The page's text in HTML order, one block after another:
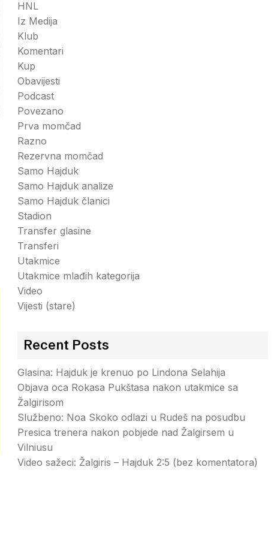
HNL
Iz Medija
Klub
Komentari
Kup
Obavijesti
Podcast
Povezano
Prva momčad
Razno
Rezervna momčad
Samo Hajduk
Samo Hajduk analize
Samo Hajduk članici
Stadion
Transfer glasine
Transferi
Utakmice
Utakmice mlađih kategorija
Video
Vijesti (stare)
Recent Posts
Glasina: Hajduk je krenuo po Lindona Selahija
Objava oca Rokasa Pukštasa nakon utakmice sa
Žalgirisom
Službeno: Noa Skoko odlazi u Rudeš na posudbu
Presica trenera nakon pobjede nad Žalgirsem u
Vilniusu
Video sažeci: Žalgiris – Hajduk 2:5 (bez komentatora)